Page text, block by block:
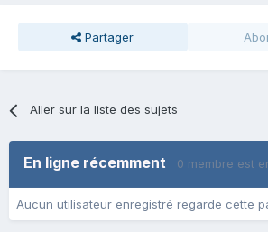
Partager
Aller sur la liste des sujets
En ligne récemment 0 membre est
Aucun utilisateur enregistré regarde cette